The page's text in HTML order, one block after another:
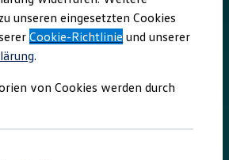
Handwerk
Personenbeförderung
& mobile Werkstätten
Logistik & Handel
ID Vorteile
Marktplatz
unseren eingesetzten Cookies
Cookie-Richtlinie und unserer
.
von Cookies werden durch